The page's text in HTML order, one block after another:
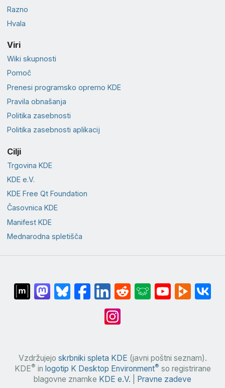
Razno
Hvala
Viri
Wiki skupnosti
Pomoč
Prenesi programsko opremo KDE
Pravila obnašanja
Politika zasebnosti
Politika zasebnosti aplikacij
Cilji
Trgovina KDE
KDE e.V.
KDE Free Qt Foundation
Časovnica KDE
Manifest KDE
Mednarodna spletišča
Vzdržujejo skrbniki spleta KDE (javni poštni seznam).
KDE® in logotip K Desktop Environment® so registrirane
blagovne znamke KDE e.V. Pravne zadeve